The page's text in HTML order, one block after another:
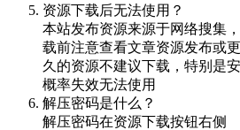
资源下载后无法使用？
本站发布资源来源于网络搜集
载前注意查看文章资源发布或
久的资源不建议下载，特别是
概率失效无法使用
解压密码是什么？
解压密码在资源下载按钮右侧